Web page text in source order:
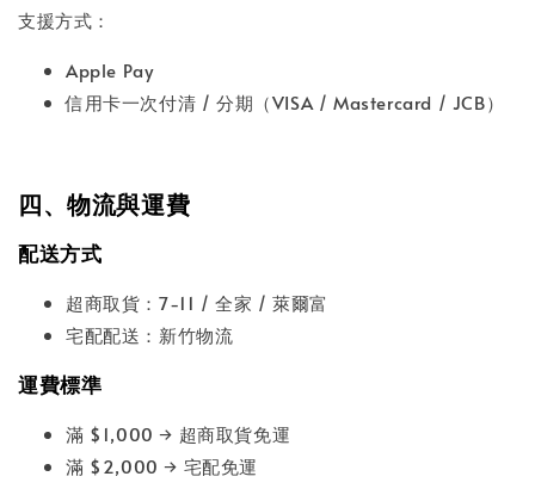
支援方式：
Apple Pay
信用卡一次付清 / 分期（VISA / Mastercard / JCB）
四、物流與運費
配送方式
超商取貨：7-11 / 全家 / 萊爾富
宅配配送：新竹物流
運費標準
滿 $1,000 → 超商取貨免運
滿 $2,000 → 宅配免運